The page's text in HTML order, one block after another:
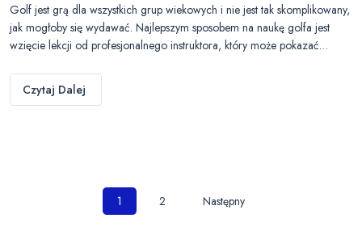
Golf jest grą dla wszystkich grup wiekowych i nie jest tak skomplikowany,
jak mogłoby się wydawać. Najlepszym sposobem na naukę golfa jest
wzięcie lekcji od profesjonalnego instruktora, który może pokazać…
Czytaj Dalej
Nawigacja
1 2 Następny